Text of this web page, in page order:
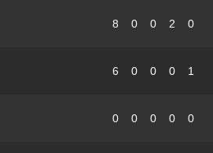
8 0 0 2 0
6 0 0 0 1
0 0 0 0 0